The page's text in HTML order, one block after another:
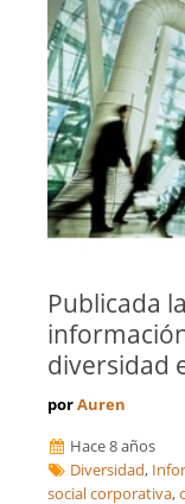
Publicada
diversidad
porAuren
Hace 8 años
Diversidad,
social corporativa,